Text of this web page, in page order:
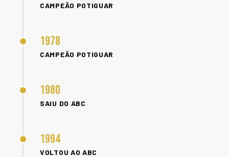
CAMPEÃO POTIGUAR
1978
CAMPEÃO POTIGUAR
1980
SAIU DO ABC
1994
VOLTOU AO ABC